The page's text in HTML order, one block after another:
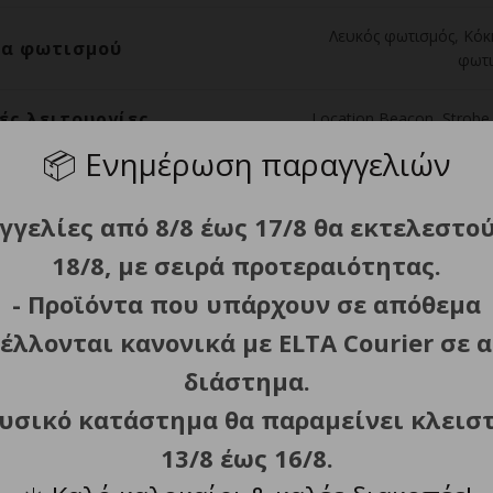
📦 Ενημέρωση παραγγελιών
από 8/8 έως 17/8 θα
18/8, με σειρά προτεραιότητας.
- Προϊόντα που υπάρχουν σε απόθεμα
κανονικά με ELTA Courier σε
διάστημα.
κατάστημα θα παραμείνει
13/8 έως 16/8.
φωτισμού
Λευκός φωτισμός
λειτουργίες Location Beacon,Strobe
Δύο χρώματα φωτισμού,
για
Αναζήτηση,Εξοπλισμός
καρπού Ισχυρό,
IPX8 Υποβρύχιος έως και 2